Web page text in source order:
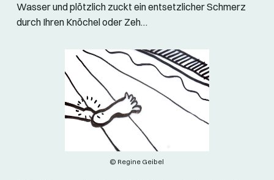
Wasser und plötzlich zuckt ein entsetzlicher Schmerz
durch Ihren Knöchel oder Zeh…
© Regine Geibel